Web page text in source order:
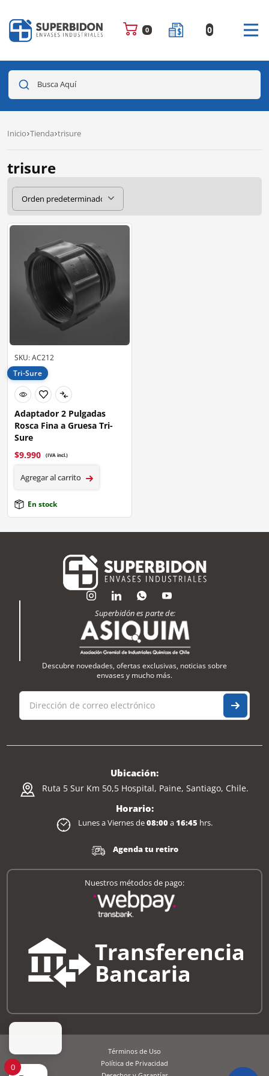
0 0
Busca Aquí
Inicio Tienda trisure
trisure
SKU: AC212
Tri-Sure
Adaptador 2 Pulgadas
Rosca Fina a Gruesa Tri-
Sure
$9.990 (IVA incl.)
Agregar al carrito
En stock
Superbidón es parte de:
Descubre novedades, ofertas exclusivas, noticias sobre
envases y mucho más.
Ubicación:
Ruta 5 Sur Km 50,5 Hospital, Paine, Santiago, Chile.
Horario:
Lunes a Viernes de08:00a16:45 hrs.
Agenda tu retiro
Nuestros métodos de pago:
Términos de Uso
Política de Privacidad
0